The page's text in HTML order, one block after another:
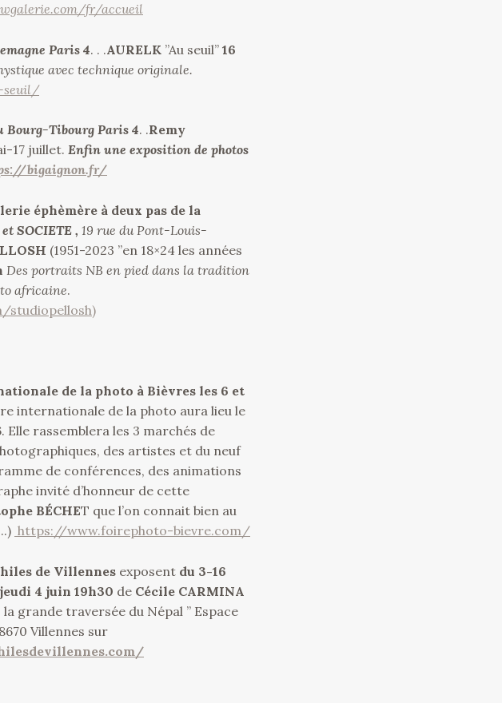
fr/accueil
Paris 4. . .AURELK ”Au seuil” 16
avec technique originale.
seuil/
Bourg-Tibourg Paris 4. .Remy
17 juillet. Enfin une exposition de photos
bigaignon.fr/
éphèmère à deux pas de la
SOCIETE , 19 rue du Pont-Louis-
(1951-2023 ”en 18×24 les années
Des portraits NB en pied dans la tradition
africaine.
studiopellosh)
de la photo à Bièvres les 6 et
internationale de la photo aura lieu le
Elle rassemblera les 3 marchés de
des artistes et du neuf
de conférences, des animations
invité d’honneur de cette
BÉCHET que l’on connait bien au
https://www.foirephoto-bievre.com/
de Villennes exposent du 3-16
jeudi 4 juin 19h30 de Cécile CARMINA
la grande traversée du Népal ” Espace
Villennes sur